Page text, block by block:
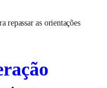
as orientações